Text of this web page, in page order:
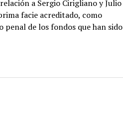
a Sergio Cirigliano y Julio
facie acreditado, como
de los fondos que han sido